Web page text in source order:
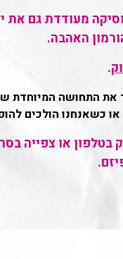
מעודדת גם את
האהבה.
.
את התחושה המיוחדת
או כשאנחנו הולכים
או צפייה